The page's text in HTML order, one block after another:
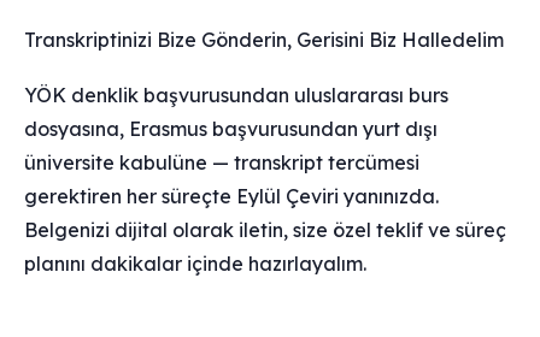
Transkriptinizi Bize Gönderin, Gerisini Biz Halledelim
YÖK denklik başvurusundan uluslararası burs
dosyasına, Erasmus başvurusundan yurt dışı
üniversite kabulüne — transkript tercümesi
gerektiren her süreçte Eylül Çeviri yanınızda.
Belgenizi dijital olarak iletin, size özel teklif ve süreç
planını dakikalar içinde hazırlayalım.